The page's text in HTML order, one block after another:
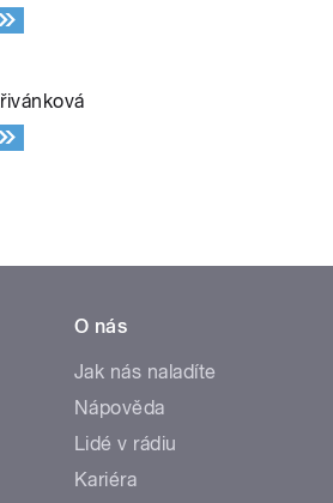
O nás
Jak nás naladíte
Nápověda
Lidé v rádiu
Kariéra